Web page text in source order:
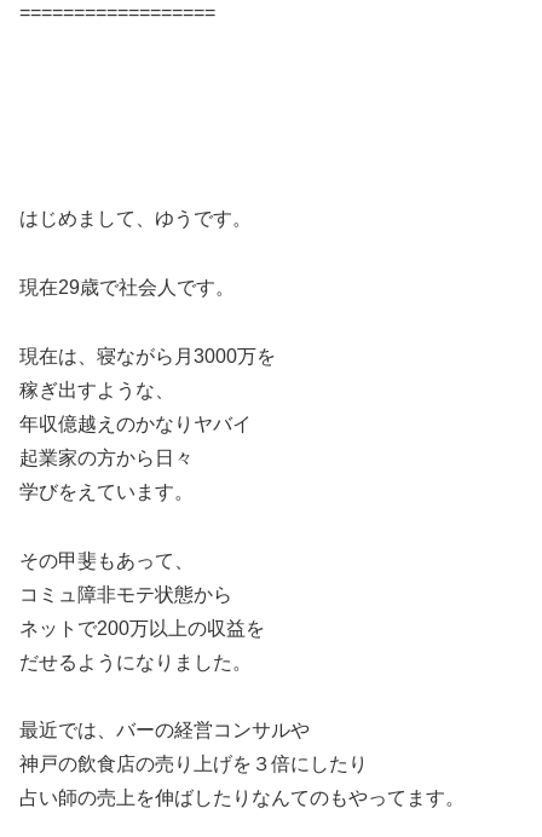
==================
はじめまして、ゆうです。
現在29歳で社会人です。
現在は、寝ながら月3000万を
稼ぎ出すような、
年収億越えのかなりヤバイ
起業家の方から日々
学びをえています。
その甲斐もあって、
コミュ障非モテ状態から
ネットで200万以上の収益を
だせるようになりました。
最近では、バーの経営コンサルや
神戸の飲食店の売り上げを３倍にしたり
占い師の売上を伸ばしたりなんてのもやってます。